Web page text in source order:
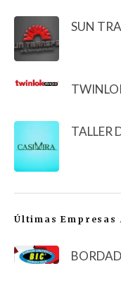
SUN
TALLER
Últimas Empresas